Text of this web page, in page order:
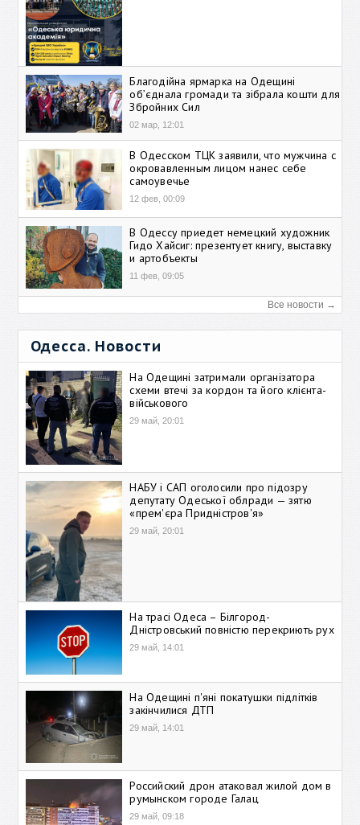
Благодійна ярмарка на Одещині
об’єднала громади та зібрала кошти для
Збройних Сил
02 мар, 12:01
В Одесском ТЦК заявили, что мужчина с
окровавленным лицом нанес себе
самоувечье
12 фев, 00:09
В Одессу приедет немецкий художник
Гидо Хайсиг: презентует книгу, выставку
и артобъекты
11 фев, 09:05
Все новости →
Одесса. Новости
На Одещині затримали організатора
схеми втечі за кордон та його клієнта-
військового
29 май, 20:01
НАБУ і САП оголосили про підозру
депутату Одеської облради — зятю
«прем'єра Придністров'я»
29 май, 20:01
На трасі Одеса – Білгород-
Дністровський повністю перекриють рух
29 май, 14:01
На Одещині п'яні покатушки підлітків
закінчилися ДТП
29 май, 14:01
Российский дрон атаковал жилой дом в
румынском городе Галац
29 май, 09:18